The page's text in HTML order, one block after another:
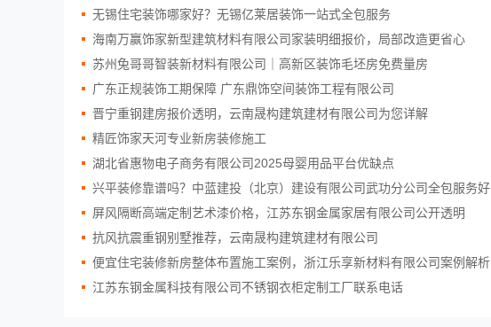
无锡住宅装饰哪家好？无锡亿莱居装饰一站式全包服务
海南万赢饰家新型建筑材料有限公司家装明细报价，局部改造更省心
苏州兔哥哥智装新材料有限公司｜高新区装饰毛坯房免费量房
广东正规装饰工期保障 广东鼎饰空间装饰工程有限公司
晋宁重钢建房报价透明，云南晟构建筑建材有限公司为您详解
精匠饰家天河专业新房装修施工
湖北省惠物电子商务有限公司2025母婴用品平台优缺点
兴平装修靠谱吗？中蓝建投（北京）建设有限公司武功分公司全包服务好
屏风隔断高端定制艺术漆价格，江苏东钢金属家居有限公司公开透明
抗风抗震重钢别墅推荐，云南晟构建筑建材有限公司
便宜住宅装修新房整体布置施工案例，浙江乐享新材料有限公司案例解析
江苏东钢金属科技有限公司不锈钢衣柜定制工厂联系电话